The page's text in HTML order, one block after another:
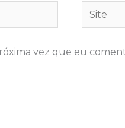
Site
vez que eu